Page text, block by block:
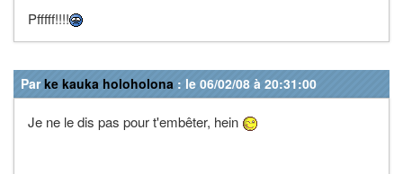
Pfffff!!!!
Parke kauka holoholona : le 06/02/08 à 20:31:00
Je ne le dis pas pour t'embêter, hein